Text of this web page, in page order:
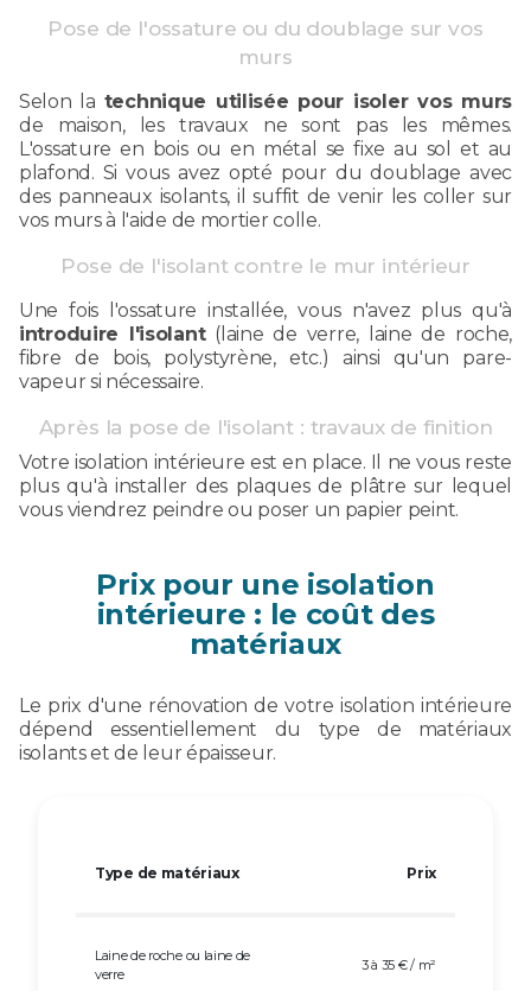
Pose de l'ossature ou du doublage sur vos
murs
Selon la technique utilisée pour isoler vos murs
de maison, les travaux ne sont pas les mêmes.
L'ossature en bois ou en métal se fixe au sol et au
plafond. Si vous avez opté pour du doublage avec
des panneaux isolants, il suffit de venir les coller sur
vos murs à l'aide de mortier colle.
Pose de l'isolant contre le mur intérieur
Une fois l'ossature installée, vous n'avez plus qu'à
introduire l'isolant(laine de verre, laine de roche,
fibre de bois, polystyrène, etc.) ainsi qu'un pare-
vapeur si nécessaire.
Après la pose de l'isolant : travaux de finition
Votre isolation intérieure est en place. Il ne vous reste
plus qu'à installer des plaques de plâtre sur lequel
vous viendrez peindre ou poser un papier peint.
Prix pour une isolation
intérieure : le coût des
matériaux
Le prix d'une rénovation de votre isolation intérieure
dépend essentiellement du type de matériaux
isolants et de leur épaisseur.
Type de matériaux Prix
Laine de roche ou laine de
verre
3 à 35 € / m²